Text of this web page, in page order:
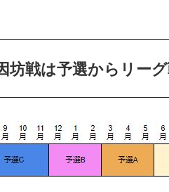
坊戦は予選からリー